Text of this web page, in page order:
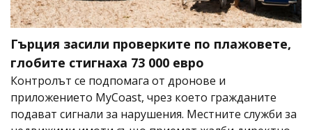
Гърция засили проверките по плажовете,
глобите стигнаха 73 000 евро
Контролът се подпомага от дронове и
приложението MyCoast, чрез което гражданите
подават сигнали за нарушения. Местните служби за